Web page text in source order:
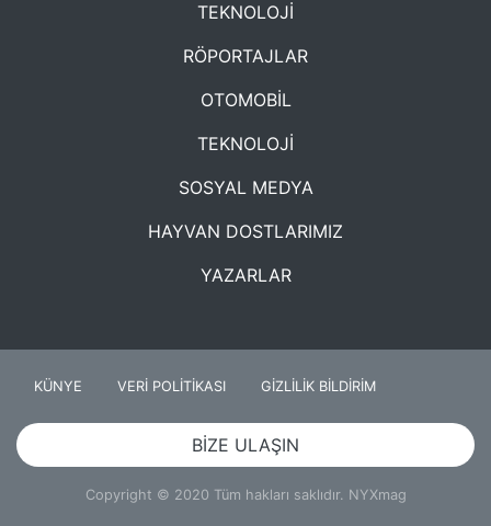
TEKNOLOJİ
RÖPORTAJLAR
OTOMOBİL
TEKNOLOJİ
SOSYAL MEDYA
HAYVAN DOSTLARIMIZ
YAZARLAR
KÜNYE VERİ POLİTİKASI GİZLİLİK BİLDİRİM
BİZE ULAŞIN
Copyright © 2020 Tüm hakları saklıdır. NYXmag